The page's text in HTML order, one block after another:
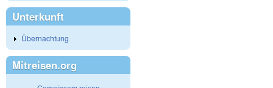
Unterkunft
Übernachtung
Mitreisen.org